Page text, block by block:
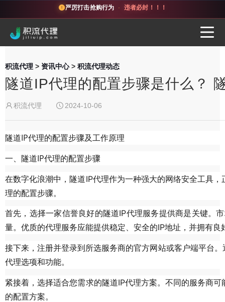
严厉打击抢购行为 · 违者必封！！！
积流代理 > 资讯中心> 积流代理动态
隧道IP代理的配置步骤是什么？
积流代理 2024-10-06
隧道IP代理的配置步骤及工作原理
一、隧道IP代理的配置步骤
在数字化浪潮中，隧道IP代理作为一种强大的网络安全工具
理的配置步骤。
首先，选择一家信誉良好的隧道IP代理服务提供商是关键。
量。优质的代理服务应能提供稳定、安全的IP地址，并拥有良
接下来，注册并登录到所选服务商的官方网站或客户端平台
代理选项和功能。
紧接着，选择适合您需求的隧道IP代理方案。不同的服务商
的配置方案。